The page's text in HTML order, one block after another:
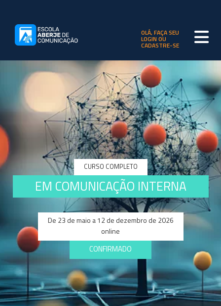
OLÁ, FAÇA SEU
LOGIN OU
CADASTRE-SE
CURSO COMPLETO
EM COMUNICAÇÃO INTERNA
De 23 de maio a 12 de dezembro de 2026
online
CONFIRMADO